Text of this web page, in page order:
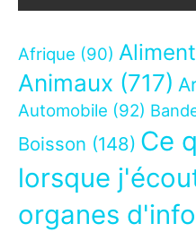
Afrique (90)
Animaux (717)
Automobile (92)
Boisson (148) Ce
lorsque
organes